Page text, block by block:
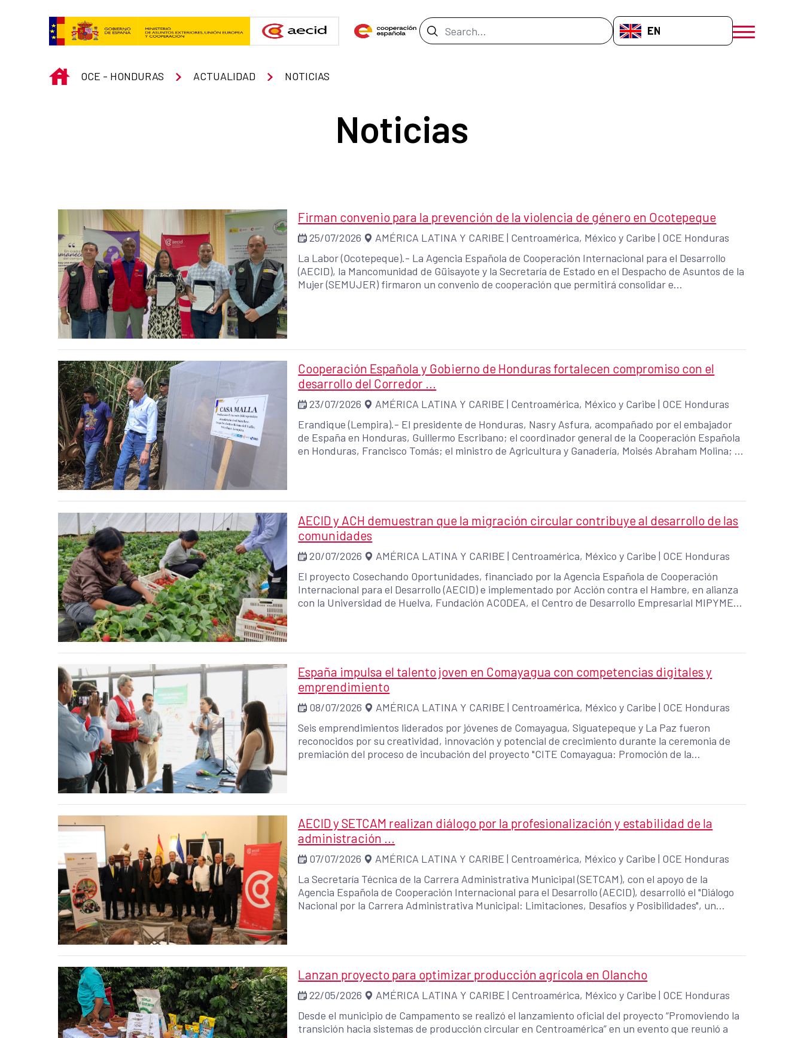
Search Bar EN-GB
menú móvil
INICIO
OCE - HONDURAS ACTUALIDAD NOTICIAS
Noticias
Firman convenio para la prevención de la violencia de género en Ocotepeque
25/07/2026 AMÉRICA LATINA Y CARIBE | Centroamérica, México y Caribe | OCE Honduras
La Labor (Ocotepeque).- La Agencia Española de Cooperación Internacional para el Desarrollo
(AECID), la Mancomunidad de Güisayote y la Secretaría de Estado en el Despacho de Asuntos de la
Mujer (SEMUJER) firmaron un convenio de cooperación que permitirá consolidar e
Cooperación Española y Gobierno de Honduras fortalecen compromiso con el
desarrollo del Corredor ...
23/07/2026 AMÉRICA LATINA Y CARIBE | Centroamérica, México y Caribe | OCE Honduras
Erandique (Lempira).- El presidente de Honduras, Nasry Asfura, acompañado por el embajador
de España en Honduras, Guillermo Escribano; el coordinador general de la Cooperación Española
en Honduras, Francisco Tomás; el ministro de Agricultura y Ganadería, Moisés Abraham Molina; y
Secretaría de Agricultura y Ganadería (SAG) con financiamiento del Banco Interamericano de
Desarrollo (BID) y del Fondo Español para el Desarrollo Sostenible (FEDES1), gestionado por la
Agencia Española de Cooperación Internacional para el Desarrollo (AECID).
AECID y ACH demuestran que la migración circular contribuye al desarrollo de las
comunidades
20/07/2026 AMÉRICA LATINA Y CARIBE | Centroamérica, México y Caribe | OCE Honduras
El proyecto Cosechando Oportunidades, financiado por la Agencia Española de Cooperación
Internacional para el Desarrollo (AECID) e implementado por Acción contra el Hambre, en alianza
con la Universidad de Huelva, Fundación ACODEA, el Centro de Desarrollo Empresarial MIPYME
España impulsa el talento joven en Comayagua con competencias digitales y
emprendimiento
08/07/2026 AMÉRICA LATINA Y CARIBE | Centroamérica, México y Caribe | OCE Honduras
Seis emprendimientos liderados por jóvenes de Comayagua, Siguatepeque y La Paz fueron
reconocidos por su creatividad, innovación y potencial de crecimiento durante la ceremonia de
premiación del proceso de incubación del proyecto "CITE Comayagua: Promoción de la
AECID y SETCAM realizan diálogo por la profesionalización y estabilidad de la
administración ...
07/07/2026 AMÉRICA LATINA Y CARIBE | Centroamérica, México y Caribe | OCE Honduras
La Secretaría Técnica de la Carrera Administrativa Municipal (SETCAM), con el apoyo de la
Agencia Española de Cooperación Internacional para el Desarrollo (AECID), desarrolló el "Diálogo
Nacional por la Carrera Administrativa Municipal: Limitaciones, Desafíos y Posibilidades", un
servicio de la ciudadanía.
Lanzan proyecto para optimizar producción agrícola en Olancho
22/05/2026 AMÉRICA LATINA Y CARIBE | Centroamérica, México y Caribe | OCE Honduras
Desde el municipio de Campamento se realizó el lanzamiento oficial del proyecto “Promoviendo la
transición hacia sistemas de producción circular en Centroamérica” en un evento que reunió a